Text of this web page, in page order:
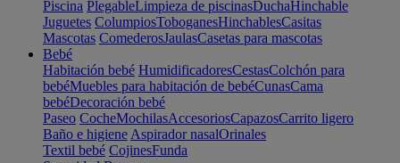
Piscina PlegableLimpieza de piscinasDuchaHinchable
Juguetes ColumpiosToboganesHinchablesCasitas
Mascotas ComederosJaulasCasetas para mascotas
Bebé
Habitación bebé HumidificadoresCestasColchón para
bebéMuebles para habitación de bebéCunasCama
bebéDecoración bebé
Paseo CocheMochilasAccesoriosCapazosCarrito ligero
Baño e higiene Aspirador nasalOrinales
Textil bebé CojinesFunda